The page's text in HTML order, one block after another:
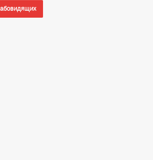
(МЭРИИ)